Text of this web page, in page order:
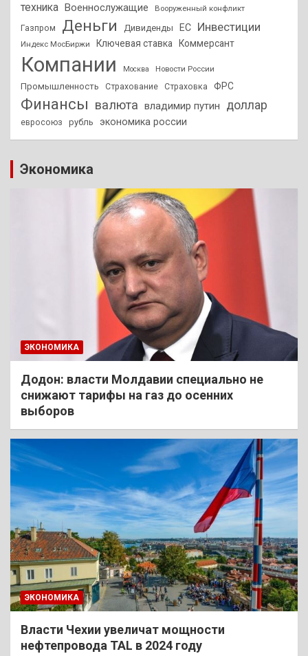
техника
Военнослужащие Вооруженный конфликт
Газпром Деньги Дивиденды ЕС Инвестиции
Индекс МосБиржи Ключевая ставка Коммерсант
Компании Москва Новости России
Промышленность Страхование Страховка ФРС
Финансы валюта владимир путин доллар
евросоюз рубль экономика россии
Экономика
ЭКОНОМИКА
Додон: власти Молдавии специально не
снижают тарифы на газ до осенних
выборов
ЭКОНОМИКА
Власти Чехии увеличат мощности
нефтепровода TAL в 2024 году